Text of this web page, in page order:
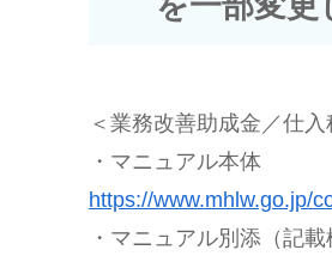
＜業務改善助成金／仕
・マニュアル本体
https://www.mhlw.go.jp/
・マニュアル別添（記載